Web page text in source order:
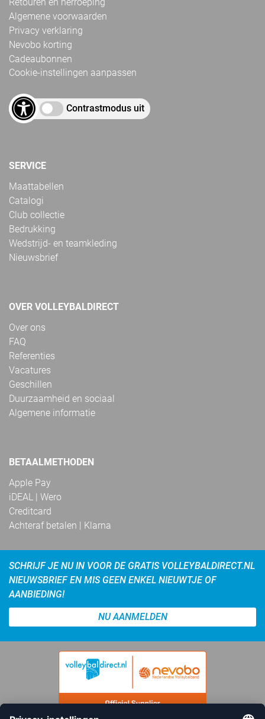
Algemene voorwaarden
Privacy verklaring
Nevobo korting
Cadeaubonnen
Cookie-instellingen aanpassen
Contrastmodus uit
SERVICE
Maattabellen
Catalogi
Club collectie
Bedrukking
Wedstrijd- en teamkleding
Nieuwsbrief
OVER VOLLEYBALDIRECT
Over ons
FAQ
Referenties
Vacatures
Geschillen
Duurzaamheid en sociaal
Algemene informatie
BETAALMETHODEN
Apple Pay
iDEAL | Wero
Creditcard
Achteraf betalen | Klarna
SCHRIJF JE NU IN VOOR DE GRATIS VOLLEYBALDIRECT.NL
NIEUWSBRIEF EN MIS GEEN ENKEL NIEUWTJE OF
AANBIEDING!
NU AANMELDEN